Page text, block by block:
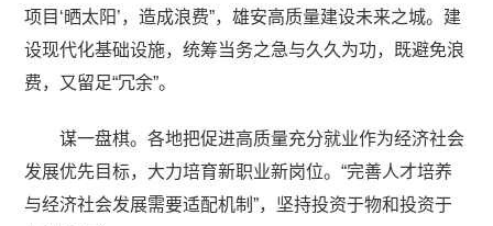
项目‘晒太阳’，造成浪费”，雄安高质量建设未来之城。建
设现代化基础设施，统筹当务之急与久久为功，既避免浪
费，又留足“冗余”。
谋一盘棋。各地把促进高质量充分就业作为经济社会
发展优先目标，大力培育新职业新岗位。“完善人才培养
与经济社会发展需要适配机制”，坚持投资于物和投资于